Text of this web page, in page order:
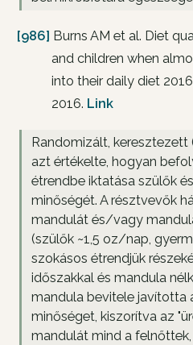
[986] Burns AM et al. Diet
and children when
into their daily diet
2016. Link
Randomizált,
azt értékelte, hogyan
étrendbe iktatása szülők
minőségét. A résztvevők
mandulát és/vagy
(szülők ~1,5 oz/nap,
szokásos étrendjük
időszakkal és mandula
mandula bevitele javította
minőséget, kiszorítva az
mandulát mind a